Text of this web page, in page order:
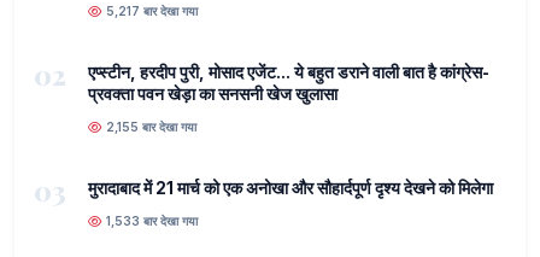
5,217 बार देखा गया
02
एप्स्टीन, हरदीप पुरी, मोसाद एजेंट... ये बहुत डराने वाली बात है कांग्रेस-
प्रवक्ता पवन खेड़ा का सनसनी खेज खुलासा
2,155 बार देखा गया
03 मुरादाबाद में 21 मार्च को एक अनोखा और सौहार्दपूर्ण दृश्य देखने को मिलेगा
1,533 बार देखा गया